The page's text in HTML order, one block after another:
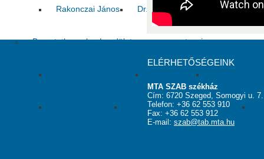
Rakonczai János Dr. Pálfi György Jelasity Márk
Bemutatkoznak a Lendület program nyertesei
Ördöghné Kolbert Zsuzsanna
ELÉRHETŐSÉGEINK
MTA SZAB székház
Cím: 6720 Szeged, Somogyi u. 7.
Telefon: +36 62 553 910
Fax: +36 62 553 912
E-mail: szab@tab.mta.hu